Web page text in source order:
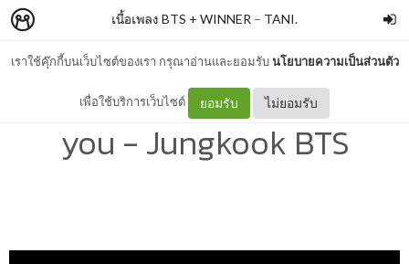
เราใช้คุ๊กกี้บนเว็บไซต์ของเรา กรุณาอ่านและยอมรับนโยบายความเป็นส่วนตัว
เพื่อใช้บริการเว็บไซต์ ยอมรับ ไม่ยอมรับ
เนื้อเพลง BTS + WINNER – TANI.
[เนื้อเพลง+แปล] Still with
you - Jungkook BTS